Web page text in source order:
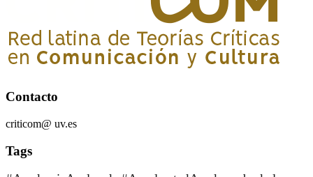
Contacto
criticom@ uv.es
Tags